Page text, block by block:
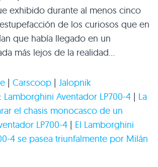
exhibido durante al menos cinco
de los curiosos que en
que había llegado en un
más lejos de la realidad…
| Carscoop | Jalopnik
Lamborghini Aventador LP700-4 | La
el chasis monocasco de un
LP700-4 | El Lamborghini
-4 se pasea triunfalmente por Milán